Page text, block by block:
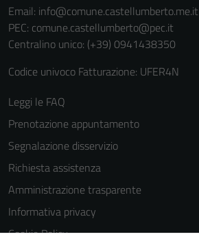
Email: info@comune.castellumberto.me.it
PEC: comune.castellumberto@pec.it
Centralino unico: (+39) 0941438350
Codice univoco Fatturazione: UFER4N
Leggi le FAQ
Prenotazione appuntamento
Segnalazione disservizio
Richiesta assistenza
Amministrazione trasparente
Informativa privacy
Cookie Policy